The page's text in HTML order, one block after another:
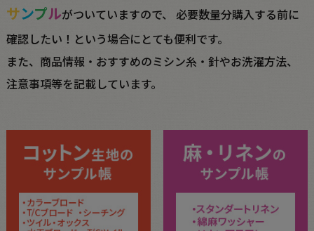
サンプルがついていますので、 必要数量分購入する前に
確認したい！という場合にとても便利です。
また、商品情報・おすすめのミシン糸・針やお洗濯方法、
注意事項等を記載しています。